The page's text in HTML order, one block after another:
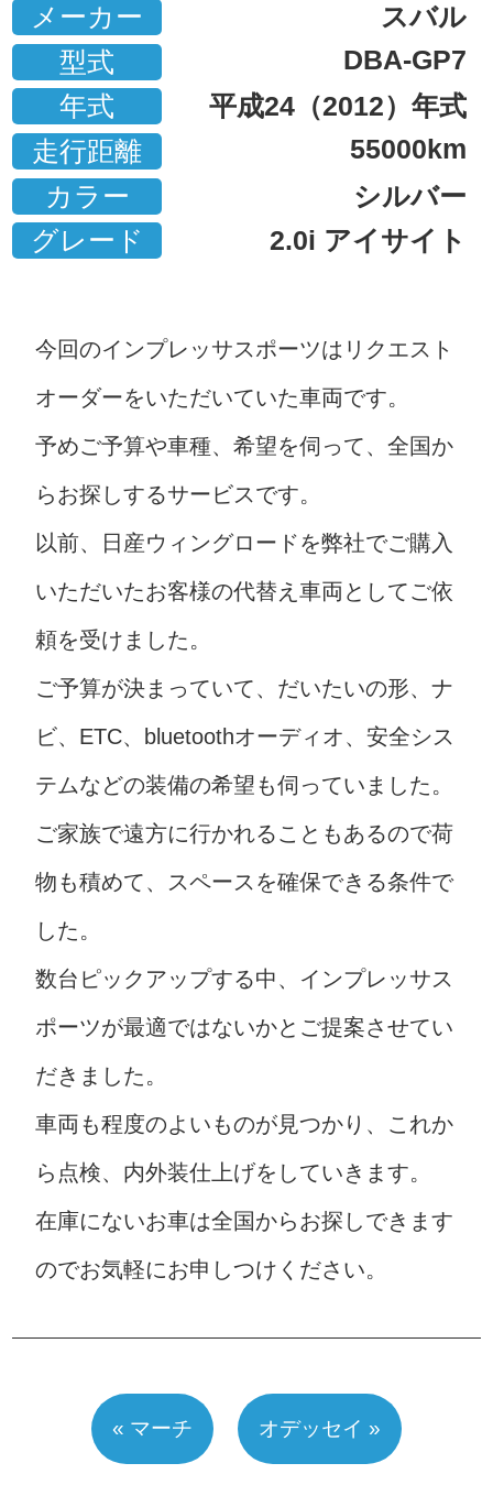
メーカー
スバル
型式
DBA-GP7
年式
平成24（2012）年式
走行距離
55000km
カラー
シルバー
グレード
2.0i アイサイト
今回のインプレッサスポーツはリクエスト
オーダーをいただいていた車両です。
予めご予算や車種、希望を伺って、全国か
らお探しするサービスです。
以前、日産ウィングロードを弊社でご購入
いただいたお客様の代替え車両としてご依
頼を受けました。
ご予算が決まっていて、だいたいの形、ナ
ビ、ETC、bluetoothオーディオ、安全シス
テムなどの装備の希望も伺っていました。
ご家族で遠方に行かれることもあるので荷
物も積めて、スペースを確保できる条件で
した。
数台ピックアップする中、インプレッサス
ポーツが最適ではないかとご提案させてい
だきました。
車両も程度のよいものが見つかり、これか
ら点検、内外装仕上げをしていきます。
在庫にないお車は全国からお探しできます
のでお気軽にお申しつけください。
« マーチ オデッセイ »